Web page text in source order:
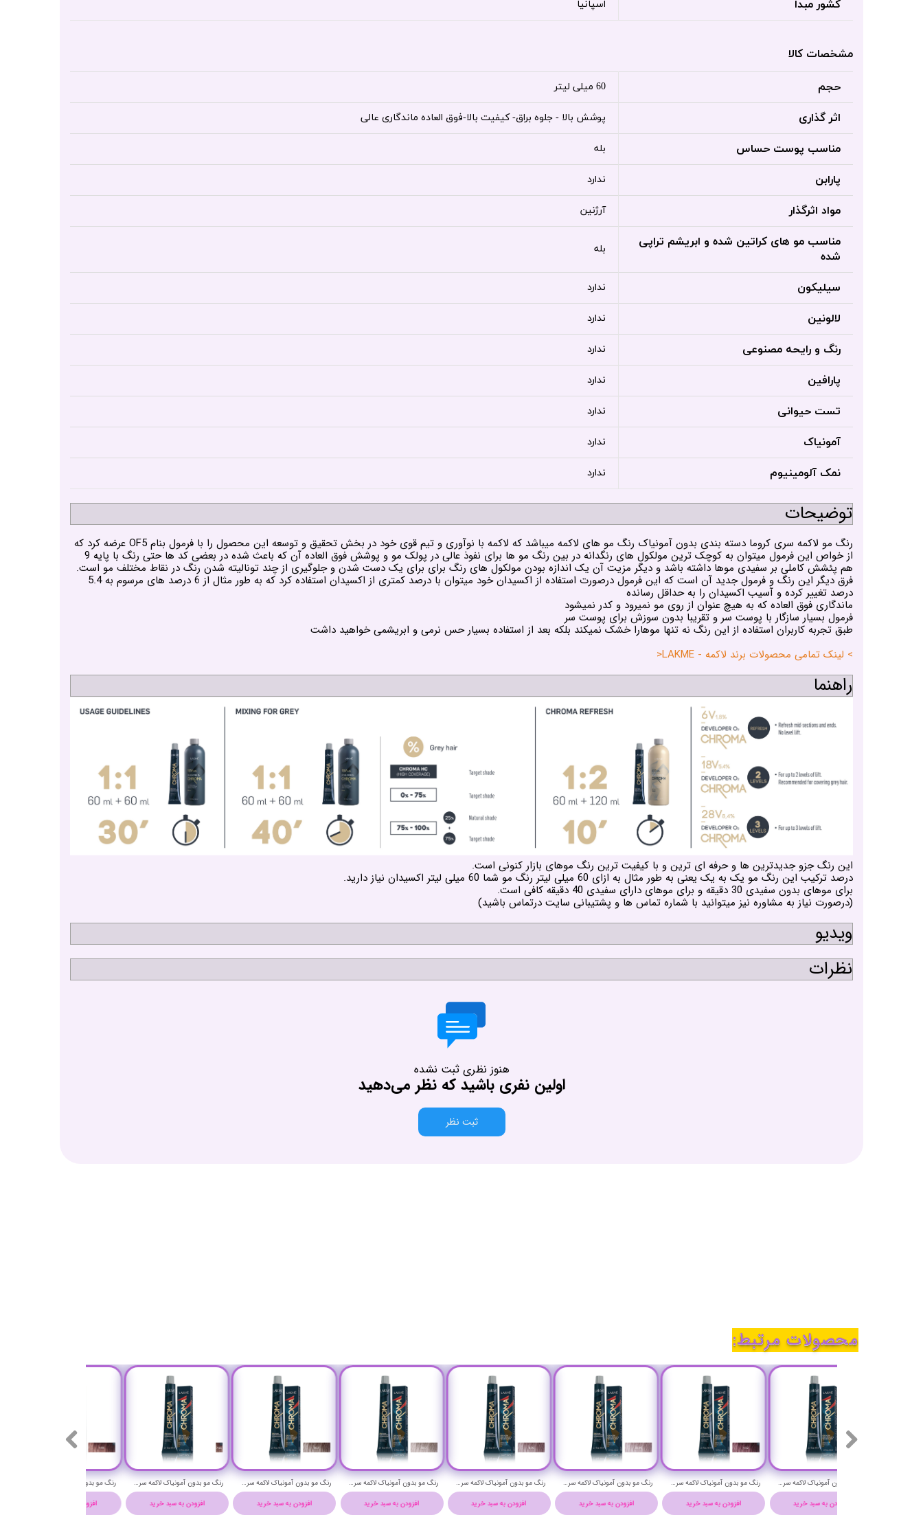
کشور مبدا اسپانیا
مشخصات کالا
حجم 60 میلی لیتر
اثر گذاری پوشش بالا - جلوه براق- کیفیت بالا-فوق العاده ماندگاری عالی
مناسب پوست حساس بله
پارابن ندارد
مواد اثرگذار آرژنین
مناسب مو های کراتین شده و ابریشم تراپی
شده
بله
سیلیکون ندارد
لالونین ندارد
رنگ و رایحه مصنوعی ندارد
پارافین ندارد
تست حیوانی ندارد
آمونیاک ندارد
نمک آلومینیوم ندارد
توضیحات
رنگ مو لاکمه سری کروما دسته بندی بدون آمونیاک رنگ مو های لاکمه میباشد که لاکمه با نوآوری و تیم قوی خود در بخش تحقیق و توسعه این محصول را با فرمول بنام OF5 عرضه کرد که
از خواص این فرمول میتوان به کوچک ترین مولکول های رنگدانه در بین رنگ مو ها برای نفوذ عالی در پولک مو و پوشش فوق العاده آن که باعث شده در بعضی کد ها حتی رنگ با پایه 9
هم پئشش کاملی بر سفیدی موها داشته باشد و دیگر مزیت آن یک اندازه بودن مولکول های رنگ برای برای یک دست شدن و جلوگیری از چند تونالیته شدن رنگ در نقاط مختلف مو است.
فرق دیگر این رنگ و فرمول جدید آن است که این فرمول درصورت استفاده از اکسیدان خود میتوان با درصد کمتری از اکسیدان استفاده کرد که به طور مثال از 6 درصد های مرسوم به 5.4
درصد تغییر کرده و آسیب اکسیدان را به حداقل رسانده
ماندگاری فوق العاده که به هیچ عنوان از روی مو نمیرود و کدر نمیشود
فرمول بسیار سازگار با پوست سر و تقریبا بدون سوزش برای پوست سر
طبق تجربه کاربران استفاده از این رنگ نه تنها موهارا خشک نمیکند بلکه بعد از استفاده بسیار حس نرمی و ابریشمی خواهید داشت
> لینک تمامی محصولات برند لاکمه - LAKME<
راهنما
این رنگ جزو جدیدترین ها و حرفه ای ترین و با کیفیت ترین رنگ موهای بازار کنونی است.
درصد ترکیب این رنگ مو یک به یک یعنی به طور مثال به ازای 60 میلی لیتر رنگ مو شما 60 میلی لیتر اکسیدان نیاز دارید.
برای موهای بدون سفیدی 30 دقیقه و برای موهای دارای سفیدی 40 دقیقه کافی است.
(درصورت نیاز به مشاوره نیز میتوانید با شماره تماس ها و پشتیبانی سایت درتماس باشید)
ویدیو
نظرات
هنوز نظری ثبت نشده
اولین نفری باشید که نظر می‌دهید
ثبت نظر
رنگ مو بدون آمونیاک لاکمه سری کروما شماره 7/66 ( بلوند شکلاتی فندقی متوسط ) - Lakme Chroma Hair Color
افزودن به سبد خرید
رنگ مو بدون آمونیاک لاکمه سری کروما شماره 8/17 ( بلوند دودی آبی روشن ) - Lakme Chroma Hair Color
افزودن به سبد خرید
رنگ مو بدون آمونیاک لاکمه سری کروما شماره 10/17 ( بلوند دودی آبی پلاتینیوم ) - Lakme Chroma Hair Color
افزودن به سبد خرید
رنگ مو بدون آمونیاک لاکمه سری کروما شماره 9/20 ( بلوند یاسی خیلی روشن ) - Lakme Chroma Hair Color
افزودن به سبد خرید
رنگ مو بدون آمونیاک لاکمه سری کروما شماره 10/20 ( بلوند یاسی پلاتینیوم ) - Lakme Chroma Hair Color
افزودن به سبد خرید
رنگ مو بدون آمونیاک لاکمه سری کروما شماره 4/22 ( یاسی متوسط غلیظ ) - Lakme Chroma Hair Color
افزودن به سبد خرید
رنگ مو بدون آمونیاک لاکمه سری کروما شماره 8/34 ( بلوند طلایی مسی روشن ) - Lakme Chroma Hair Color
افزودن به سبد خرید
محصولات مرتبط: